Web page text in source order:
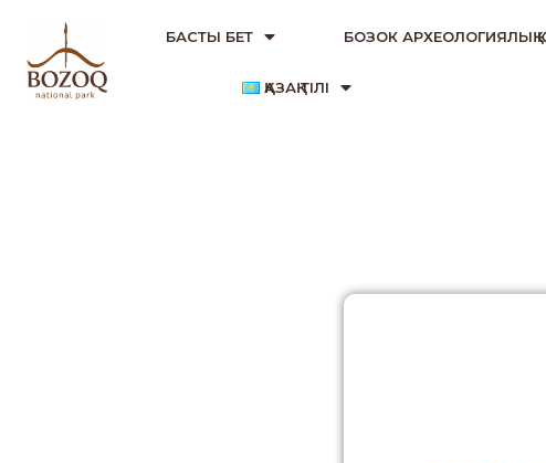
БАСТЫ БЕТ БОЗОК АРХЕОЛОГИЯЛЫҚ
ҚАЗАҚ ТІЛІ